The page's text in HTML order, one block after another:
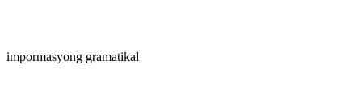
impormasyong gramatikal